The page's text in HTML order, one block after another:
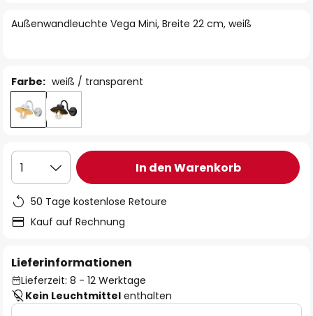
Außenwandleuchte Vega Mini, Breite 22 cm, weiß
Farbe: weiß / transparent
1 In den Warenkorb
50 Tage kostenlose Retoure
Kauf auf Rechnung
Lieferinformationen
Lieferzeit: 8 - 12 Werktage
Kein Leuchtmittel enthalten